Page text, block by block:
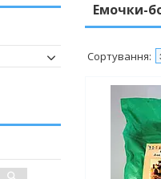
Емочки-